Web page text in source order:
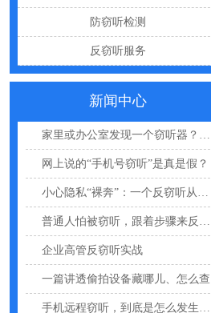
防窃听检测
反窃听服务
新闻中心
车上装GPS只为了定位？小心，它可能正在“偷听”你说话
夏天防偷拍指南：手机、充电宝都能改装
哪些公司最容易被盯上？该如何反窃听
网上说的“手机号窃听”是真是假？
企业高管反窃听实战
一篇讲透偷拍设备藏哪儿、怎么查